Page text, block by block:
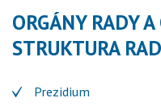
ORGÁNY RADY
STRUKTURA
Prezidium